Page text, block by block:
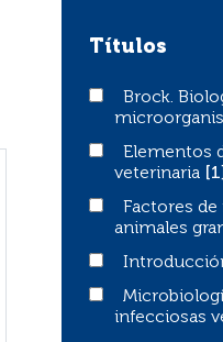
Títulos
Brock. Biología
Brock.
Elementos de
Elementos
veterinaria
[1]
Factores de
Factores
animales
Introducción a
Microbiología y
infecciosas